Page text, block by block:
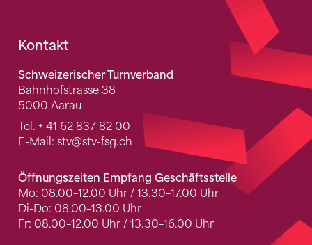
Fusszeile
Kontakt
Schweizerischer Turnverband
Bahnhofstrasse 38
5000 Aarau
Tel. + 41 62 837 82 00
E-Mail: stv@stv-fsg.ch
Öffnungszeiten Empfang Geschäftsstelle
Mo: 08.00–12.00 Uhr / 13.30–17.00 Uhr
Di-Do: 08.00–13.00 Uhr
Fr: 08.00–12.00 Uhr / 13.30–16.00 Uhr